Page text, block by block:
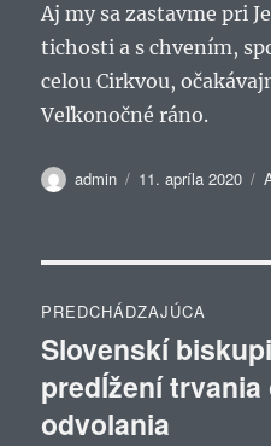
Aj my sa zastavme pri
tichosti a s chvením,
celou Cirkvou,
Veľkonočné ráno.
Autor
admin Publikované
11. apríla 2020
v
článku
PREDCHÁDZAJÚCA
Predchádzajúci
článok:
Slovenskí
predĺžení
odvolania